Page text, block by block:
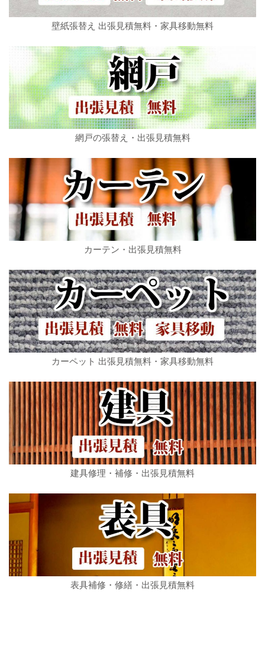
壁紙張替え 出張見積無料・家具移動無料
網戸の張替え・出張見積無料
カーテン・出張見積無料
カーペット 出張見積無料・家具移動無料
建具修理・補修・出張見積無料
表具補修・修繕・出張見積無料